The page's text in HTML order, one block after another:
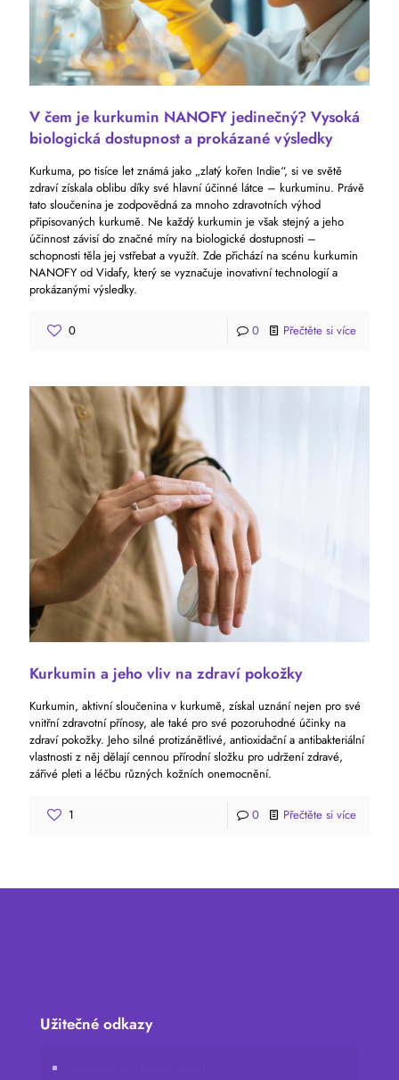
V čem je kurkumin NANOFY jedinečný? Vysoká
biologická dostupnost a prokázané výsledky
Kurkuma, po tisíce let známá jako „zlatý kořen Indie“, si ve světě
zdraví získala oblibu díky své hlavní účinné látce – kurkuminu. Právě
tato sloučenina je zodpovědná za mnoho zdravotních výhod
připisovaných kurkumě. Ne každý kurkumin je však stejný a jeho
účinnost závisí do značné míry na biologické dostupnosti –
schopnosti těla jej vstřebat a využít. Zde přichází na scénu kurkumin
NANOFY od Vidafy, který se vyznačuje inovativní technologií a
prokázanými výsledky.
0 0 Přečtěte si více
Kurkumin a jeho vliv na zdraví pokožky
Kurkumin, aktivní sloučenina v kurkumě, získal uznání nejen pro své
vnitřní zdravotní přínosy, ale také pro své pozoruhodné účinky na
zdraví pokožky. Jeho silné protizánětlivé, antioxidační a antibakteriální
vlastnosti z něj dělají cennou přírodní složku pro udržení zdravé,
zářivé pleti a léčbu různých kožních onemocnění.
1 0 Přečtěte si více
Užitečné odkazy